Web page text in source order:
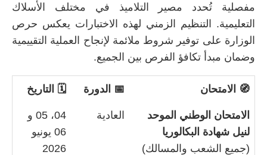
مفصلية تُحدد مصير التلاميذ في مختلف الأسلاك
التعليمية. التنظيم الزمني لهذه الاختبارات يعكس حرص
الوزارة على توفير شروط ملائمة لإنجاح العملية التقييمية
وضمان مبدأ تكافؤ الفرص بين الجميع.
🧭 الامتحان 📅 الدورة 🗓️ التاريخ
الامتحان الوطني الموحد
لنيل شهادة البكالوريا
(جميع الشعب والمسالك)
العادية
04، 05 و
06 يونيو
2026